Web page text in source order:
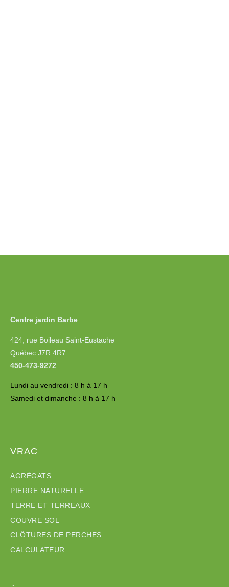
Centre jardin Barbe
424, rue Boileau Saint-Eustache
Québec J7R 4R7
450-473-9272
Lundi au vendredi : 8 h à 17 h
Samedi et dimanche : 8 h à 17 h
VRAC
AGRÉGATS
PIERRE NATURELLE
TERRE ET TERREAUX
COUVRE SOL
CLÔTURES DE PERCHES
CALCULATEUR